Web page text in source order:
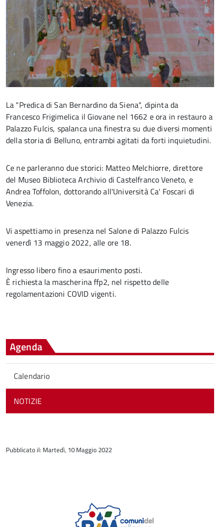
La "Predica di San Bernardino da Siena", dipinta da
Francesco Frigimelica il Giovane nel 1662 e ora in restauro a
Palazzo Fulcis, spalanca una finestra su due diversi momenti
della storia di Belluno, entrambi agitati da forti inquietudini.
Ce ne parleranno due storici: Matteo Melchiorre, direttore
del Museo Biblioteca Archivio di Castelfranco Veneto, e
Andrea Toffolon, dottorando all'Università Ca' Foscari di
Venezia.
Vi aspettiamo in presenza nel Salone di Palazzo Fulcis
venerdì 13 maggio 2022, alle ore 18.
Ingresso libero fino a esaurimento posti.
È richiesta la mascherina ffp2, nel rispetto delle
regolamentazioni COVID vigenti.
Agenda
Calendario
NOTIZIE
del
Pubblicato il: Martedì, 10 Maggio 2022